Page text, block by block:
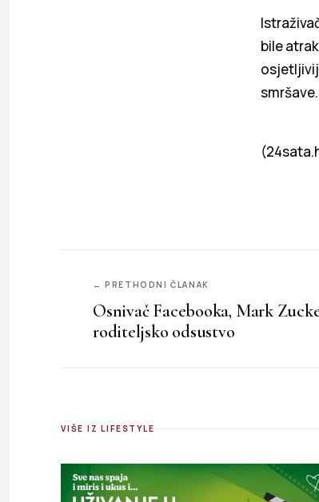
bile
smršave.
← PRETHODNI ČLANAK
Osnivač Facebooka, Mark
roditeljsko odsustvo
VIŠE IZ LIFESTYLE